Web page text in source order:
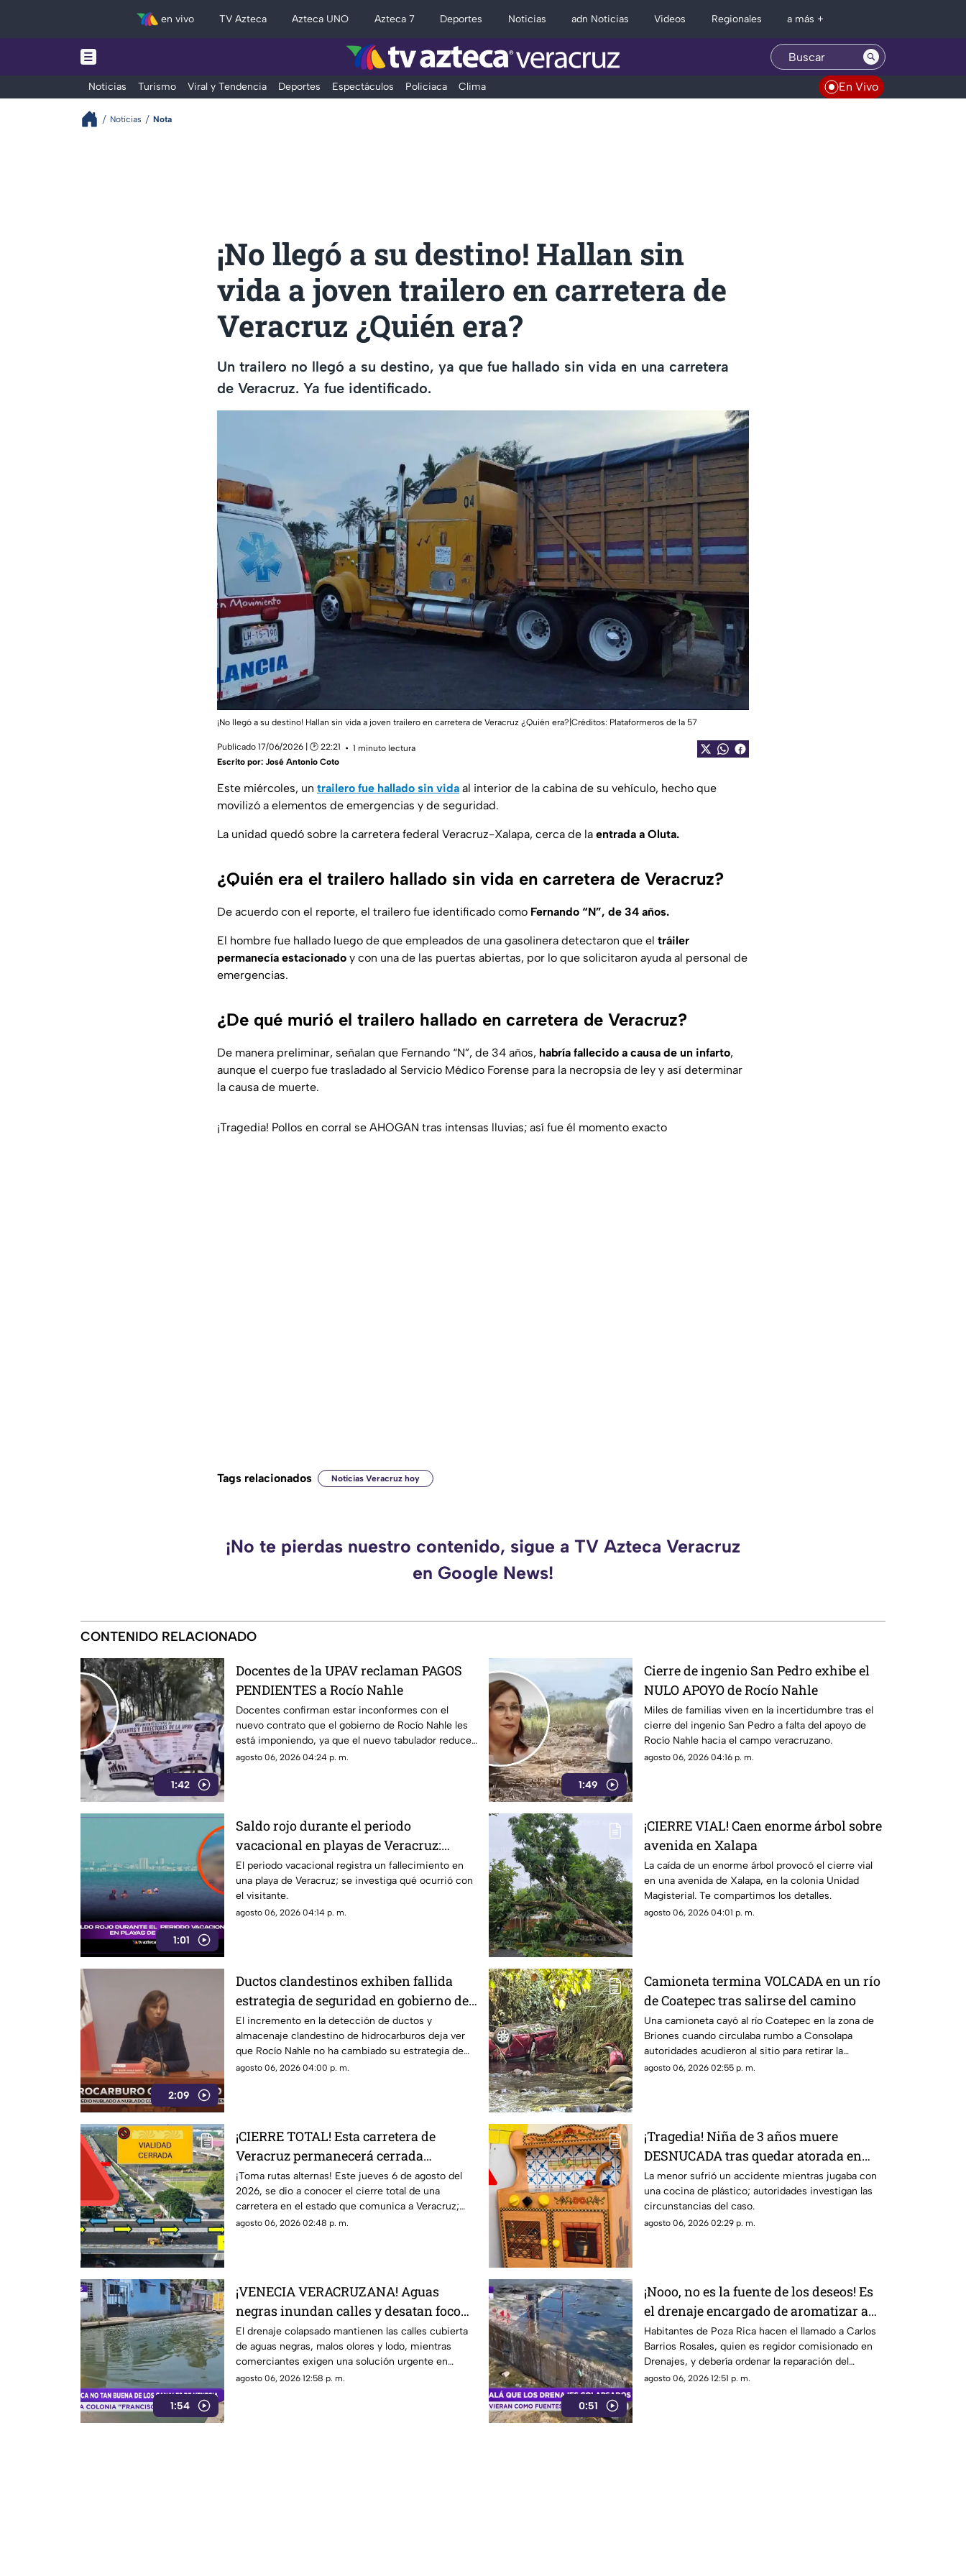
en vivo TV Azteca Azteca UNO Azteca 7 Deportes Noticias adn Noticias Videos Regionales a más +
Noticias Turismo Viral y Tendencia Deportes Espectáculos Policiaca Clima En Vivo
Noticias Nota
¡No llegó a su destino! Hallan sin
vida a joven trailero en carretera de
Veracruz ¿Quién era?
Un trailero no llegó a su destino, ya que fue hallado sin vida en una carretera
de Veracruz. Ya fue identificado.
¡No llegó a su destino! Hallan sin vida a joven trailero en carretera de Veracruz ¿Quién era?|Créditos: Plataformeros de la 57
Publicado 17/06/2026 | 🕑 22:21
1 minuto lectura
Escrito por: José Antonio Coto
Este miércoles, un trailero fue hallado sin vida al interior de la cabina de su vehículo, hecho que
movilizó a elementos de emergencias y de seguridad.
La unidad quedó sobre la carretera federal Veracruz-Xalapa, cerca de la entrada a Oluta.
¿Quién era el trailero hallado sin vida en carretera de Veracruz?
De acuerdo con el reporte, el trailero fue identificado como Fernando “N”, de 34 años.
El hombre fue hallado luego de que empleados de una gasolinera detectaron que el tráiler
permanecía estacionado y con una de las puertas abiertas, por lo que solicitaron ayuda al personal de
emergencias.
¿De qué murió el trailero hallado en carretera de Veracruz?
De manera preliminar, señalan que Fernando “N”, de 34 años, habría fallecido a causa de un infarto,
aunque el cuerpo fue trasladado al Servicio Médico Forense para la necropsia de ley y así determinar
la causa de muerte.
¡Tragedia! Pollos en corral se AHOGAN tras intensas lluvias; así fue él momento exacto
Tags relacionados Noticias Veracruz hoy
¡No te pierdas nuestro contenido, sigue a TV Azteca Veracruz
en Google News!
CONTENIDO RELACIONADO
1:42
Docentes de la UPAV reclaman PAGOS
PENDIENTES a Rocío Nahle
Docentes confirman estar inconformes con el
nuevo contrato que el gobierno de Rocío Nahle les
está imponiendo, ya que el nuevo tabulador reduce
su salario.
agosto 06, 2026 04:24 p. m.
1:49
Cierre de ingenio San Pedro exhibe el
NULO APOYO de Rocío Nahle
Miles de familias viven en la incertidumbre tras el
cierre del ingenio San Pedro a falta del apoyo de
Rocío Nahle hacia el campo veracruzano.
agosto 06, 2026 04:16 p. m.
1:01
Saldo rojo durante el periodo
vacacional en playas de Veracruz:
reportan primera muerte
El periodo vacacional registra un fallecimiento en
una playa de Veracruz; se investiga qué ocurrió con
el visitante.
agosto 06, 2026 04:14 p. m.
¡CIERRE VIAL! Caen enorme árbol sobre
avenida en Xalapa
La caída de un enorme árbol provocó el cierre vial
en una avenida de Xalapa, en la colonia Unidad
Magisterial. Te compartimos los detalles.
agosto 06, 2026 04:01 p. m.
2:09
Ductos clandestinos exhiben fallida
estrategia de seguridad en gobierno de
Rocío Nahle
El incremento en la detección de ductos y
almacenaje clandestino de hidrocarburos deja ver
que Rocío Nahle no ha cambiado su estrategia de
Seguridad pese a los malos resultados
agosto 06, 2026 04:00 p. m.
Camioneta termina VOLCADA en un río
de Coatepec tras salirse del camino
Una camioneta cayó al río Coatepec en la zona de
Briones cuando circulaba rumbo a Consolapa
autoridades acudieron al sitio para retirar la
camioneta dañada.
agosto 06, 2026 02:55 p. m.
¡CIERRE TOTAL! Esta carretera de
Veracruz permanecerá cerrada
temporalmente por trabajo
¡Toma rutas alternas! Este jueves 6 de agosto del
2026, se dio a conocer el cierre total de una
carretera en el estado que comunica a Veracruz;
aquí detalles.
agosto 06, 2026 02:48 p. m.
¡Tragedia! Niña de 3 años muere
DESNUCADA tras quedar atorada en
una cocina de juguete
La menor sufrió un accidente mientras jugaba con
una cocina de plástico; autoridades investigan las
circunstancias del caso.
agosto 06, 2026 02:29 p. m.
1:54
¡VENECIA VERACRUZANA! Aguas
negras inundan calles y desatan foco
de infección en Coatzacoalcos
El drenaje colapsado mantienen las calles cubierta
de aguas negras, malos olores y lodo, mientras
comerciantes exigen una solución urgente en
Coatzacoalcos.
agosto 06, 2026 12:58 p. m.
0:51
¡Nooo, no es la fuente de los deseos! Es
el drenaje encargado de aromatizar a
Poza Rica
Habitantes de Poza Rica hacen el llamado a Carlos
Barrios Rosales, quien es regidor comisionado en
Drenajes, y debería ordenar la reparación del
problema que causa malos olores.
agosto 06, 2026 12:51 p. m.